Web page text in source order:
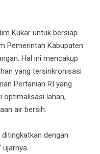
Kukar untuk bersiap
Pemerintah Kabupaten
Hal ini mencakup
yang tersinkronisasi
Pertanian RI yang
optimalisasi lahan,
air bersih.
dengan
ujarnya.